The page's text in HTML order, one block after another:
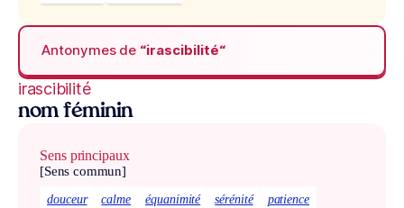
Antonymes de “irascibilité“
irascibilité
nom féminin
Sens principaux
[Sens commun]
douceur calme équanimité sérénité patience